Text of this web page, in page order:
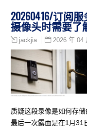
20260416/订阅
摄像头时需要了
jackjia 2026 年 04
质疑这段录像是如何存
最后一次露面是在1月31